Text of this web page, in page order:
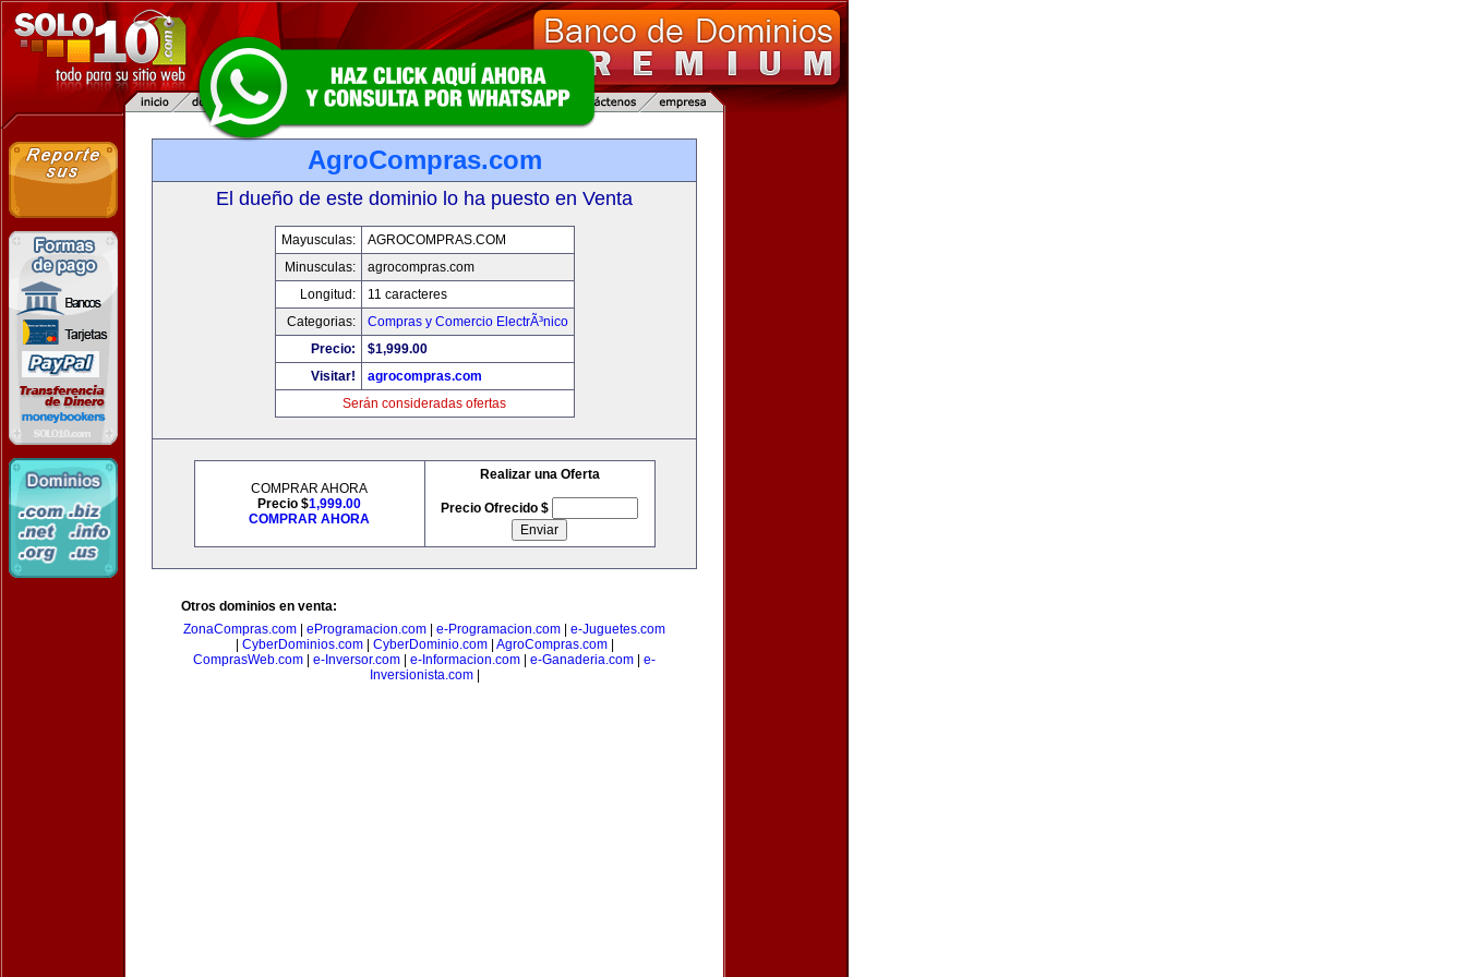
AgroCompras.com
El dueño de este dominio lo ha puesto en Venta
Mayusculas:
AGROCOMPRAS.COM
Minusculas:
agrocompras.com
Longitud:
11 caracteres
Categorias:
Compras y Comercio ElectrÃ³nico
Precio:
$1,999.00
Visitar!
agrocompras.com
Serán consideradas ofertas
COMPRAR AHORA
Precio $1,999.00
COMPRAR AHORA
Realizar una Oferta
Precio Ofrecido $
Otros dominios en venta:
ZonaCompras.com
eProgramacion.com e-Programacion.com
e-Juguetes.com
CyberDominios.com| CyberDominio.com| AgroCompras.com|
ComprasWeb.com
e-Inversor.com e-Informacion.com e-Ganaderia.com
e-
Inversionista.com|